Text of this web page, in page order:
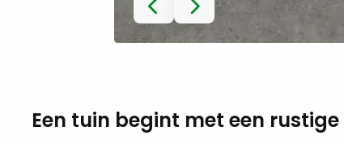
Een tuin begint met een